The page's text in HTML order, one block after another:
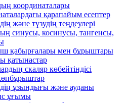
координаталары
қарапайым есептер
және түзудің теңдеулері
синусы, косинусы, тангенсы,
қабырғалары мен бұрыштары
қатынастар
скаляр көбейтіндісі
ұзындығы және ауданы
ұғымы